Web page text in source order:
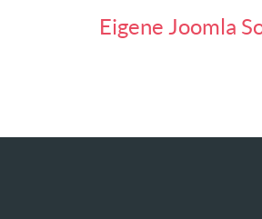
Eigene Joomla